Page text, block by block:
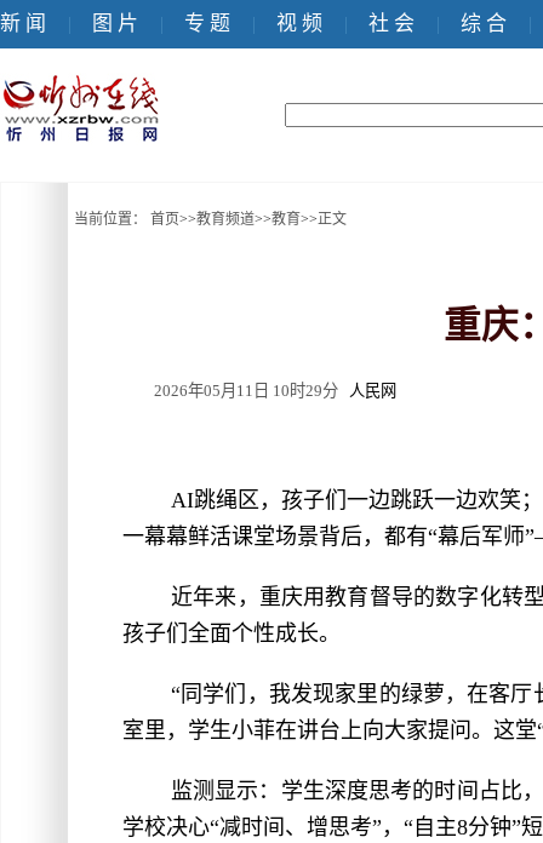
新 闻 | 图 片 | 专 题 | 视 频 | 社 会 | 综 合 |
当前位置： 首页>>教育频道>>教育>>正文
重庆
2026年05月11日 10时29分 人民网
AI跳绳区，孩子们一边跳跃一边欢笑
一幕幕鲜活课堂场景背后，都有“幕后军
近年来，重庆用教育督导的数字化转
孩子们全面个性成长。
“同学们，我发现家里的绿萝，在客
室里，学生小菲在讲台上向大家提问。这
监测显示：学生深度思考的时间占比
学校决心“减时间、增思考”，“自主8分钟”